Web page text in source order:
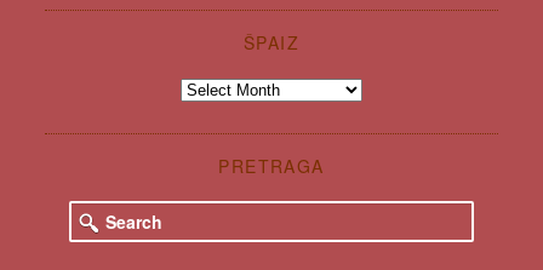
ŠPAIZ
Špaiz
PRETRAGA
e